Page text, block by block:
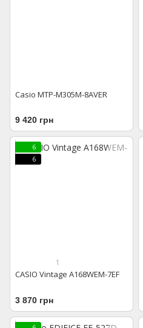
Casio MTP-M305M-8AVER
9 420 грн
6
6
1
CASIO Vintage A168WEM-7EF
3 870 грн